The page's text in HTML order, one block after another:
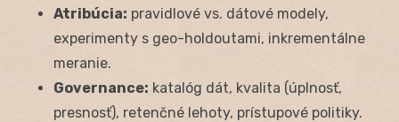
Atribúcia: pravidlové vs. dátové modely,
experimenty s geo-holdoutami, inkrementálne
meranie.
Governance: katalóg dát, kvalita (úplnosť,
presnosť), retenčné lehoty, prístupové politiky.